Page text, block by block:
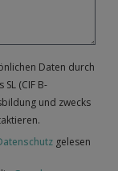
Daten durch
(CIF B-
und zwecks
gelesen